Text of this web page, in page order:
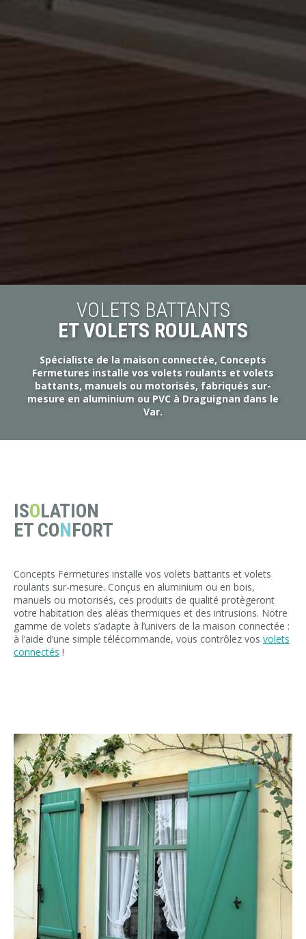
VOLETS BATTANTS
ET VOLETS ROULANTS
Spécialiste de la maison connectée, Concepts
Fermetures installe vos volets roulants et volets
battants, manuels ou motorisés, fabriqués sur-
mesure en aluminium ou PVC à Draguignan dans le
Var.
ISOLATION
ET CONFORT
Concepts Fermetures installe vos volets battants et volets
roulants sur-mesure. Conçus en aluminium ou en bois,
manuels ou motorisés, ces produits de qualité protègeront
votre habitation des aléas thermiques et des intrusions. Notre
gamme de volets s’adapte à l’univers de la maison connectée :
à l’aide d’une simple télécommande, vous contrôlez vos volets
connectés !